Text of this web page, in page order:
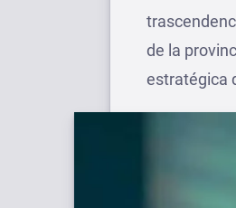
de la
estratégica